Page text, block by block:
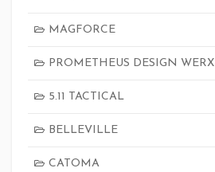
MAGFORCE
PROMETHEUS DESIGN WERX
5.11 TACTICAL
BELLEVILLE
CATOMA